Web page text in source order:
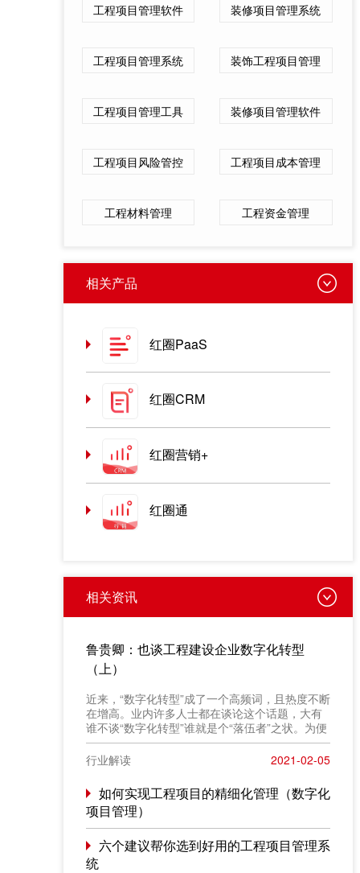
工程项目管理软件 装修项目管理系统
工程项目管理系统 装饰工程项目管理
工程项目管理工具 装修项目管理软件
工程项目风险管控 工程项目成本管理
工程材料管理 工程资金管理
相关产品
红圈PaaS
红圈CRM
红圈营销+
红圈通
相关资讯
鲁贵卿：也谈工程建设企业数字化转型
（上）
近来，“数字化转型”成了一个高频词，且热度不断
在增高。业内许多人士都在谈论这个话题，大有
谁不谈“数字化转型”谁就是个“落伍者”之状。为便
于在相同语境下讨论问题，今天我也凑个热闹，
以“数字化转型”为题，谈一点粗浅认识，就教于同
行。
行业解读 2021-02-05
如何实现工程项目的精细化管理（数字化
项目管理）
六个建议帮你选到好用的工程项目管理系
统